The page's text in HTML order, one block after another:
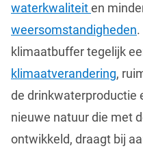
waterkwaliteiten
weersomstandigheden
klimaatbuffer tegelijk
klimaatverandering,
de drinkwaterproductie
nieuwe natuur die met
ontwikkeld, draagt bij